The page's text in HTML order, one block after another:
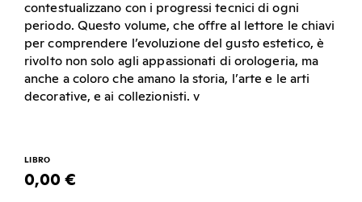
contestualizzano con i progressi tecnici di ogni
periodo. Questo volume, che offre al lettore le chiavi
per comprendere l’evoluzione del gusto estetico, è
rivolto non solo agli appassionati di orologeria, ma
anche a coloro che amano la storia, l’arte e le arti
decorative, e ai collezionisti. v
LIBRO
0,00 €